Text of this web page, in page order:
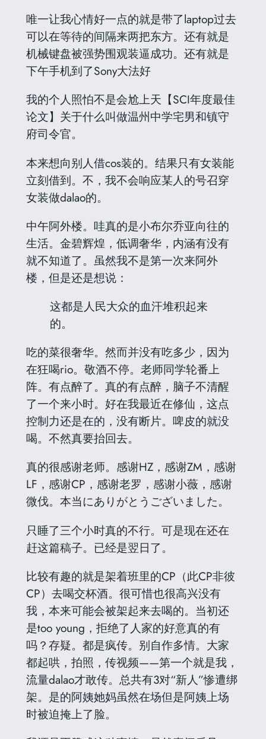
唯一让我心情好一点的就是带了laptop过去
可以在等待的间隔来两把东方。还有就是
机械键盘被强势围观装逼成功。还有就是
下午手机到了Sony大法好
我的个人照怕不是会尬上天 【SCI年度最佳
论文】关于什么叫做温州中学宅男和镇守
府司令官。
本来想向别人借cos装的。结果只有女装能
立刻借到。不，我不会响应某人的号召穿
女装做dalao的。
中午阿外楼。哇真的是小布尔乔亚向往的
生活。金碧辉煌，低调奢华，内涵有没有
就不知道了。虽然我不是第一次来阿外
楼，但是还是想说：
这都是人民大众的血汗堆积起来
的。
吃的菜很奢华。然而并没有吃多少，因为
在狂喝rio。敬酒不停。老师同学轮番上
阵。有点醉了。真的有点醉，脑子不清醒
了一个来小时。好在我最近在修仙，这点
控制力还是在的，没有断片。啤皮的就没
喝。不然真要抬回去。
真的很感谢老师。感谢HZ，感谢ZM，感谢
LF，感谢CP，感谢老罗，感谢小薇，感谢
微伐。本当にありがとうございました。
只睡了三个小时真的不行。可是现在还在
赶这篇稿子。已经是翌日了。
比较有趣的就是架着班里的CP（此CP非彼
CP）去喝交杯酒。很可惜也很高兴没有
我，本来可能会被架起来去喝的。 当初还
是too young，拒绝了人家的好意真的有
吗？存疑。都是疯传。别自作多情。大家
都起哄，拍照，传视频——第一个就是我，
流量dalao才敢传。总共有3对“新人”惨遭绑
架。是的阿姨她妈虽然在场但是阿姨上场
时被迫掩上了脸。